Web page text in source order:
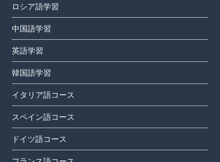
ロシア語学習
中国語学習
英語学習
韓国語学習
イタリア語コース
スペイン語コース
ドイツ語コース